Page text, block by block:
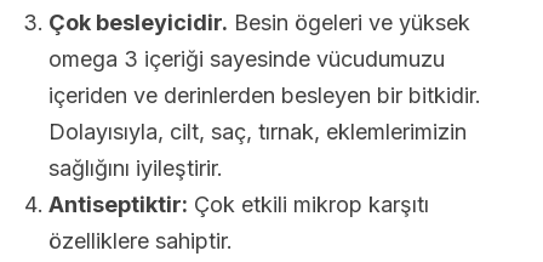
Çok besleyicidir. Besin ögeleri ve yüksek
omega 3 içeriği sayesinde vücudumuzu
içeriden ve derinlerden besleyen bir bitkidir.
Dolayısıyla, cilt, saç, tırnak, eklemlerimizin
sağlığını iyileştirir.
Antiseptiktir: Çok etkili mikrop karşıtı
özelliklere sahiptir.